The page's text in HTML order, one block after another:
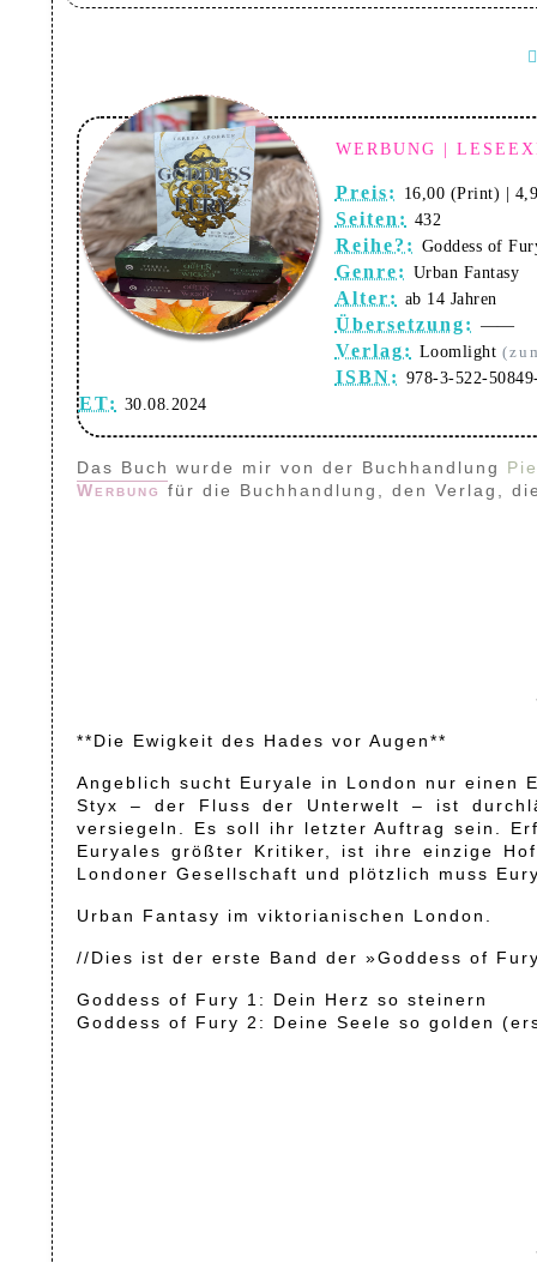
WERBUNG |
Preis: 16,00 (Print) |
Seiten: 432
Reihe?: Goddess of
Genre: Urban Fantasy
Alter: ab 14 Jahren
Übersetzung: ——
Verlag: Loomlight
ISBN: 978-3-522-
ET: 30.08.2024
Das Buch wurde mir von der Buchhandlung
Werbung für die Buchhandlung, den Verlag,
**Die Ewigkeit des Hades vor Augen**
Angeblich sucht Euryale in London nur einen
Styx – der Fluss der Unterwelt – ist
versiegeln. Es soll ihr letzter Auftrag sein.
Euryales größter Kritiker, ist ihre einzige
Londoner Gesellschaft und plötzlich muss
Urban Fantasy im viktorianischen London.
//Dies ist der erste Band der »Goddess of
Goddess of Fury 1: Dein Herz so steinern
Goddess of Fury 2: Deine Seele so golden